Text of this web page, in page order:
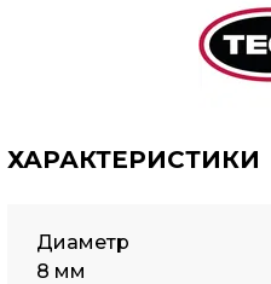
ХАРАКТЕРИСТИКИ
Диаметр
8 мм